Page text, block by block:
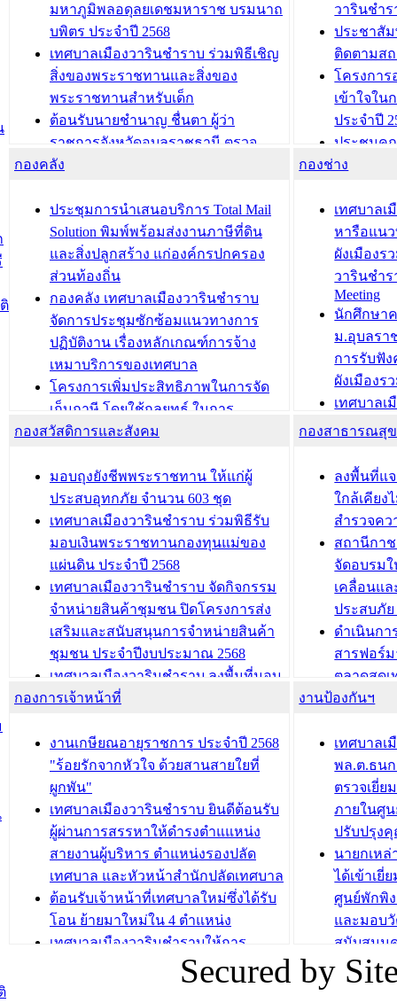
มหาภูมิพลอดุลยเดชมหาราช บรมนาถ
บพิตร ประจำปี 2568
เทศบาลเมืองวารินชำราบ ร่วมพิธีเชิญ
สิ่งของพระราชทานและสิ่งของ
พระราชทานสำหรับเด็ก
ต้อนรับนายชำนาญ ชื่นตา ผู้ว่า
ราชการจังหวัดอุบลราชธานี ตรวจ
ความเรียบร้อยของสถานที่ในการเตรี
องคมนตรี
สำนักทะเบียนท้องถิ่นเทศบาลเมือง
วารินชำราบ ดำเนินการมอบทะเบียน
บ้าน ทร.14 และบัตรประจำตัว
ประชาชนบุคคลประเภท 8 แก่บุคคลที่
ได้รับการเพิ่มชื่อในทะเบียนบ้าน
(ท.ร.14) กรณีคนไม่มีสัญชาติไทยได้รับ
อนุญาตให้มีถิ่นที่อยู่
ประชุมคณะกรรมการประเมินผลการ
ควบคุมภายในของ สำนัก/กอง/
โรงเรียน/ศูนย์พัฒนาเด็กเล็ก/สถานธนา
บทความ อื่นๆ ...
วารินชำร
ประชาสัม
ติดตามส
โครงกา
เข้าใจใน
ประจำปี
ประชุมค
ความเสี่ย
ประชุมที
ชีวา สร้า
ขับเคลื่อน
“เมืองแห่
บทความ อื่นๆ ...
กองคลัง
ประชุมการนำเสนอบริการ Total Mail
Solution พิมพ์พร้อมส่งงานภาษีที่ดิน
และสิ่งปลูกสร้าง แก่องค์กรปกครอง
ส่วนท้องถิ่น
กองคลัง เทศบาลเมืองวารินชำราบ
จัดการประชุมซักซ้อมแนวทางการ
ปฏิบัติงาน เรื่องหลักเกณฑ์การจ้าง
เหมาบริการของเทศบาล
โครงการเพิ่มประสิทธิภาพในการจัด
เก็บภาษี โดยใช้กลยุทธ์ ในการ
พัฒนาการจัดเก็บรายได้ ประจำปี พ.ศ.
เทศบาลเมืองวารินชำราบ ร่วมการ
ประชุมวิชาการระดับนานาชาติและ
นิทรรศการด้านนวัตกรรมท้องถิ่น 2568
และรับรางวัลทีมนักวิจัยดีเด่นจาก
นวัตกรรมโครงการทะเบียนภาษีป้าย
ประชุมผู้เช่าอาคารพาณิชย์ บริเวณ
ถนนเกษมสุขและถนนประทุมเทพภักดี
บทความ อื่นๆ ...
กองช่าง
เทศบาลเ
หารือแน
ผังเมืองร
วารินชำร
Meeting
นักศึกษา
ม.อุบลรา
การรับฟั
ผังเมืองร
เทศบาลเ
โครงการ
เทศบาล
รับฟังคว
ผังเมือง
วารินชำ
เทศบาล
ซักซ้อมแ
ประโยช
บทความ อื่นๆ ...
กองสวัสดิการและสังคม
มอบถุงยังชีพพระราชทาน ให้แก่ผู้
ประสบอุทกภัย จำนวน 603 ชุด
เทศบาลเมืองวารินชำราบ ร่วมพิธีรับ
มอบเงินพระราชทานกองทุนแม่ของ
แผ่นดิน ประจำปี 2568
เทศบาลเมืองวารินชำราบ จัดกิจกรรม
จำหน่ายสินค้าชุมชน ปิดโครงการส่ง
เสริมและสนับสนุนการจำหน่ายสินค้า
ชุมชน ประจำปีงบประมาณ 2568
เทศบาลเมืองวารินชำราบ ลงพื้นที่มอบ
น้ำดื่มแก่ผู้พักอาศัย ณ ศูนย์พักพิง
กองสวัสดิการสังคม เทศบาลเมือง
วารินชำราบ จัดโครงการอบรมอาชีพ
ระยะสั้น ประจำปี 2568 (หลักสูตรการ
ถักทอผลิตภัณฑ์จากถุงพลาสติก)
บทความ อื่นๆ ...
กองสาธารณสุ
ลงพื้นที่แ
ใกล้เคียง
สำรวจค
สถานีกา
จัดอบรม
เคลื่อนแ
ประสบภั
ดำเนินกา
สารฟอร์
ตลาดสดเ
วารินชำร
ถนนแก่เ
เด็กเล็ก
เทศบาลเ
ปรึกษาห
วัยของอ
บทความ อื่นๆ ...
กองการเจ้าหน้าที่
งานเกษียณอายุราชการ ประจำปี 2568
"ร้อยรักจากหัวใจ ด้วยสานสายใยที่
ผูกพัน"
เทศบาลเมืองวารินชำราบ ยินดีต้อนรับ
ผู้ผ่านการสรรหาให้ดำรงตำแแหน่ง
สายงานผู้บริหาร ตำแหน่งรองปลัด
เทศบาล และหัวหน้าสำนักปลัดเทศบาล
ต้อนรับเจ้าหน้าที่เทศบาลใหม่ซึ่งได้รับ
โอน ย้ายมาใหม่ใน 4 ตำแหน่ง
เทศบาลเมืองวารินชำราบให้การ
ต้อนรับพนักงานเทศบาลผู้ผ่านการ
สรรหาให้ดำรงตำแหน่งสายงานผู้
งานป้องกันฯ
เทศบาลเ
พล.ต.ธน
ตรวจเยี่ย
ภายในศู
ปรับปรุง
นายกเห
ได้เข้าเยี่
ศูนย์พักพิ
และมอบ
สนับสนุน
ภัยน้ำท่วม
ภาพบรร
Secured by